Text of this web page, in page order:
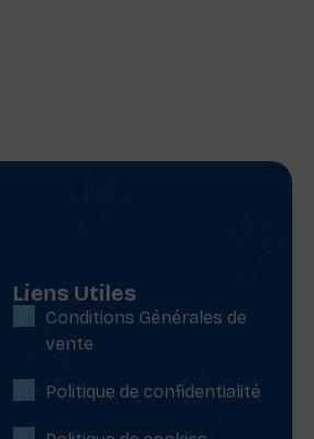
Liens Utiles
Conditions Générales de
vente
Politique de confidentialité